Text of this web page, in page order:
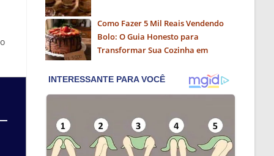
Como Fazer 5 Mil Reais Vendendo
Bolo: O Guia Honesto para
Transformar Sua Cozinha em